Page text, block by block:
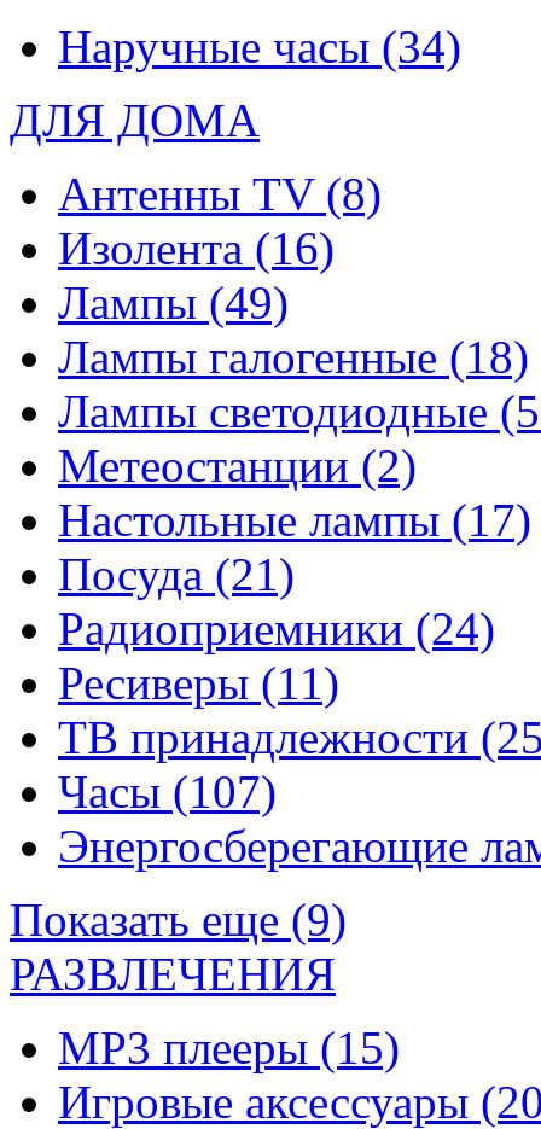
Наручные часы (34)
ДЛЯ ДОМА
Антенны TV (8)
Изолента (16)
Лампы (49)
Лампы галогенные (18)
Лампы светодиодные
Метеостанции (2)
Настольные лампы (17)
Посуда (21)
Радиоприемники (24)
Ресиверы (11)
ТВ принадлежности
Часы (107)
Энергосберегающие
Показать еще (9)
РАЗВЛЕЧЕНИЯ
MP3 плееры (15)
Игровые аксессуары